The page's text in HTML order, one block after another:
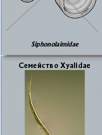
Siphonolaimidae
Се­мей­ство Xyalidae